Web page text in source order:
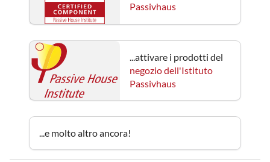
Passivhaus
...attivare i prodotti del
negozio dell'Istituto
Passivhaus
...e molto altro ancora!